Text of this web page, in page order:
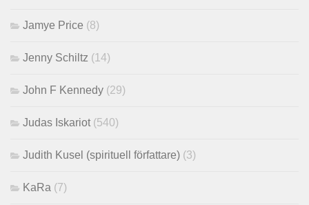
Jamye Price (8)
Jenny Schiltz (14)
John F Kennedy (29)
Judas Iskariot (540)
Judith Kusel (spirituell författare) (3)
KaRa (7)